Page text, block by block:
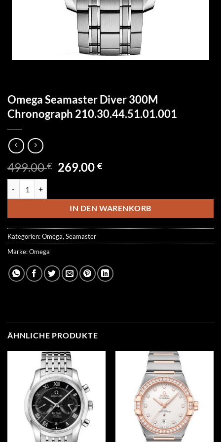
Omega Seamaster Diver 300M
Chronograph 210.30.44.51.01.001
499.00€ Ursprünglicher
499.00 €
269.00€Aktueller
269.00 €.
IN DEN WARENKORB
Kategorien:Omega, Seamaster
Marke:Omega
ÄHNLICHE PRODUKTE